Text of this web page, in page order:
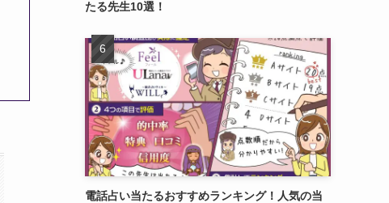
たる先生10選！
電話占い当たるおすすめランキング！人気の当